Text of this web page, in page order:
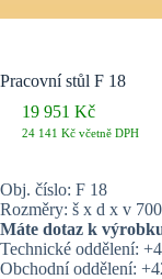
Pracovní stůl F 18
19 951 Kč
24 141 Kč včetně DPH
Obj. číslo: F 18
Rozměry: š x d x v
Máte dotaz k
Technické oddělení:
Obchodní oddělení: